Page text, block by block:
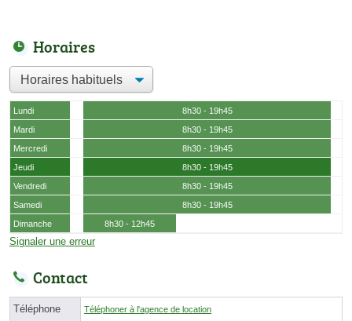
Horaires
Lundi
8h30 - 19h45
Mardi
8h30 - 19h45
Mercredi
8h30 - 19h45
Jeudi
8h30 - 19h45
Vendredi
8h30 - 19h45
Samedi
8h30 - 19h45
Dimanche
8h30 - 12h45
Signaler une erreur
Contact
Téléphone Téléphoner à l'agence de location